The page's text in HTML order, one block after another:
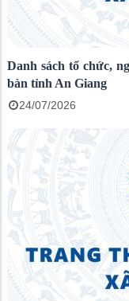
Danh sách tổ chức,
bàn tỉnh An Giang
24/07/2026